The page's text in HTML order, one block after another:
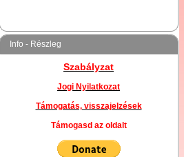
Info - Részleg
Szabályzat
Jogi Nyilatkozat
Támogatás, visszajelzések
Támogasd az oldalt